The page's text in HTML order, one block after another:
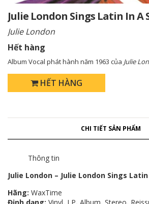
Julie London Sings Latin In A
Julie London
Hết hàng
Album Vocal phát hành năm 1963 của Julie
HẾT HÀNG
CHI TIẾT SẢN PHẨM
Thông tin
Julie London ‎– Julie London Sings
Hãng: WaxTime